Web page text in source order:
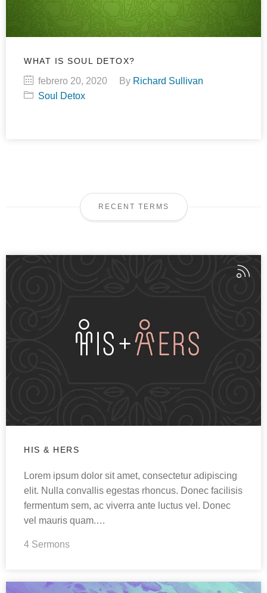
WHAT IS SOUL DETOX?
febrero 20, 2020 By Richard Sullivan
Soul Detox
RECENT TERMS
HIS & HERS
Lorem ipsum dolor sit amet, consectetur adipiscing
elit. Nulla convallis egestas rhoncus. Donec facilisis
fermentum sem, ac viverra ante luctus vel. Donec
vel mauris quam.…
4 Sermons